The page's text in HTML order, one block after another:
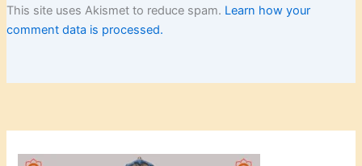
This site uses Akismet to reduce spam. Learn how your
comment data is processed.